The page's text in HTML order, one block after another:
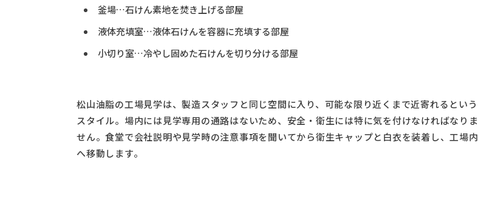
釜場…石けん素地を焚き上げる部屋
液体充填室…液体石けんを容器に充填する部屋
小切り室…冷やし固めた石けんを切り分ける部屋
松山油脂の工場見学は、製造スタッフと同じ空間に入り、可能な限り近くまで近寄れるという
スタイル。場内には見学専用の通路はないため、安全・衛生には特に気を付けなければなりま
せん。食堂で会社説明や見学時の注意事項を聞いてから衛生キャップと白衣を装着し、工場内
へ移動します。